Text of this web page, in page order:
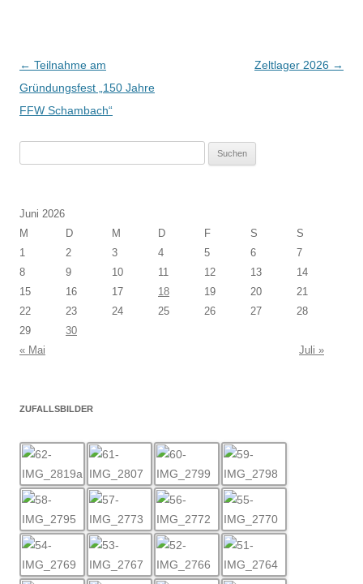
Beitragsnavigation
← Teilnahme am
Gründungsfest „150 Jahre
FFW Schambach“
Zeltlager 2026 →
Juni 2026
M
D M D F S
S
1
2 3 4 5 6
7
8
9 10 11 12 13
14
15
16 17 18 19 20
21
22
23 24 25 26 27
28
29
30
« Mai
Juli »
ZUFALLSBILDER